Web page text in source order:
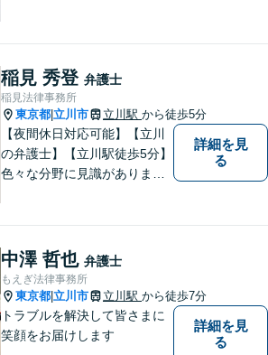
い！
稲見 秀登 弁護士
稲見法律事務所
東京都 立川市 立川駅 から徒歩5分
【夜間休日対応可能】【立川
の弁護士】【立川駅徒歩5分】
色々な分野に見識がありま
詳細を見
る
中澤 哲也 弁護士
もえぎ法律事務所
東京都 立川市 立川駅 から徒歩7分
トラブルを解決して皆さまに
笑顔をお届けします
詳細を見
る